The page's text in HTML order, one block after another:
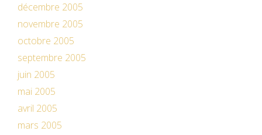
décembre 2005
novembre 2005
octobre 2005
septembre 2005
juin 2005
mai 2005
avril 2005
mars 2005